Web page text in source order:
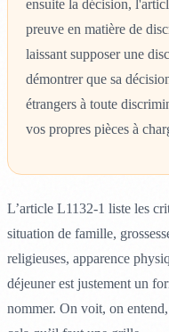
ensuite la décision,
preuve en matière de
laissant supposer une
démontrer que sa
étrangers à toute
vos propres pièces à
L’article L1132-1 liste les
situation de famille,
religieuses, apparence
déjeuner est justement un
nommer. On voit, on